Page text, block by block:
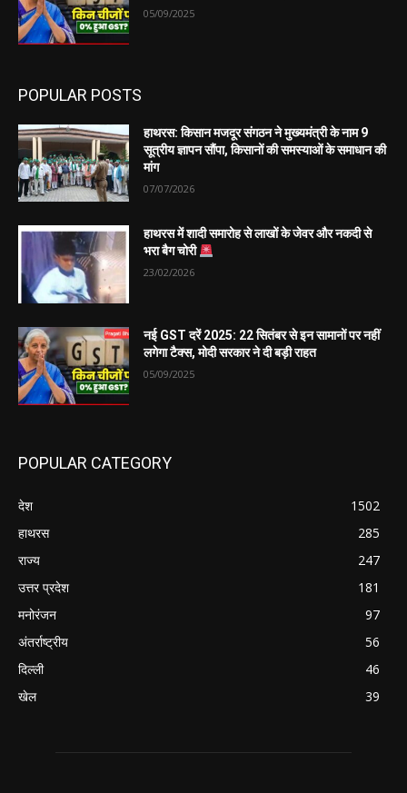
05/09/2025
POPULAR POSTS
हाथरस: किसान मजदूर संगठन ने मुख्यमंत्री के नाम 9
सूत्रीय ज्ञापन सौंपा, किसानों की समस्याओं के समाधान की
मांग
07/07/2026
हाथरस में शादी समारोह से लाखों के जेवर और नकदी से
भरा बैग चोरी
23/02/2026
नई GST दरें 2025: 22 सितंबर से इन सामानों पर नहीं
लगेगा टैक्स, मोदी सरकार ने दी बड़ी राहत
05/09/2025
POPULAR CATEGORY
देश
1502
हाथरस
285
राज्य
247
उत्तर प्रदेश
181
मनोरंजन
97
अंतर्राष्ट्रीय
56
दिल्ली
46
खेल
39